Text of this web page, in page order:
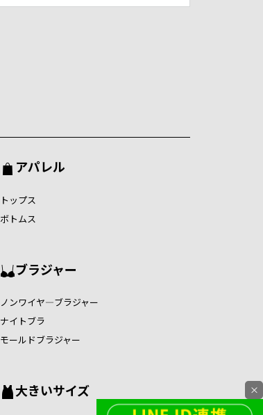
アパレル
トップス
ボトムス
ブラジャー
ノンワイヤ―ブラジャー
ナイトブラ
モールドブラジャー
大きいサイズ ×